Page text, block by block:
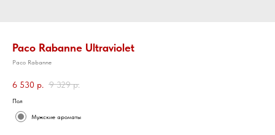
Paco Rabanne Ultraviolet
Paco Rabanne
6 530 р. 9 329 р.
Пол
Мужские ароматы